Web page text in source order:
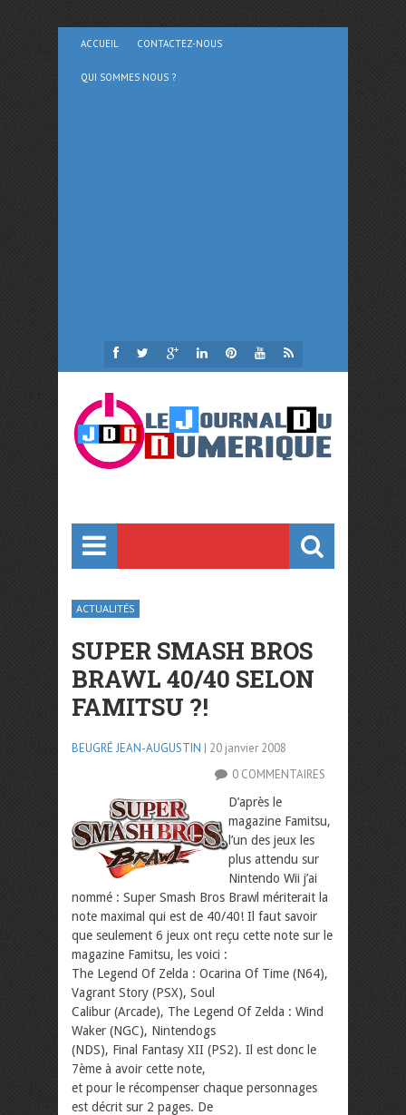
ACCUEIL CONTACTEZ-NOUS
QUI SOMMES NOUS ?
ACTUALITÉS
SUPER SMASH BROS
BRAWL 40/40 SELON
FAMITSU ?!
BEUGRÉ JEAN-AUGUSTIN | 20 janvier 2008
0 COMMENTAIRES
D’après le
magazine Famitsu,
l’un des jeux les
plus attendu sur
Nintendo Wii j’ai
nommé : Super Smash Bros Brawl mériterait la
note maximal qui est de 40/40! Il faut savoir
que seulement 6 jeux ont reçu cette note sur le
magazine Famitsu, les voici :
The Legend Of Zelda : Ocarina Of Time (N64),
Vagrant Story (PSX), Soul
Calibur (Arcade), The Legend Of Zelda : Wind
Waker (NGC), Nintendogs
(NDS), Final Fantasy XII (PS2). Il est donc le
7ème à avoir cette note,
et pour le récompenser chaque personnages
est décrit sur 2 pages. De